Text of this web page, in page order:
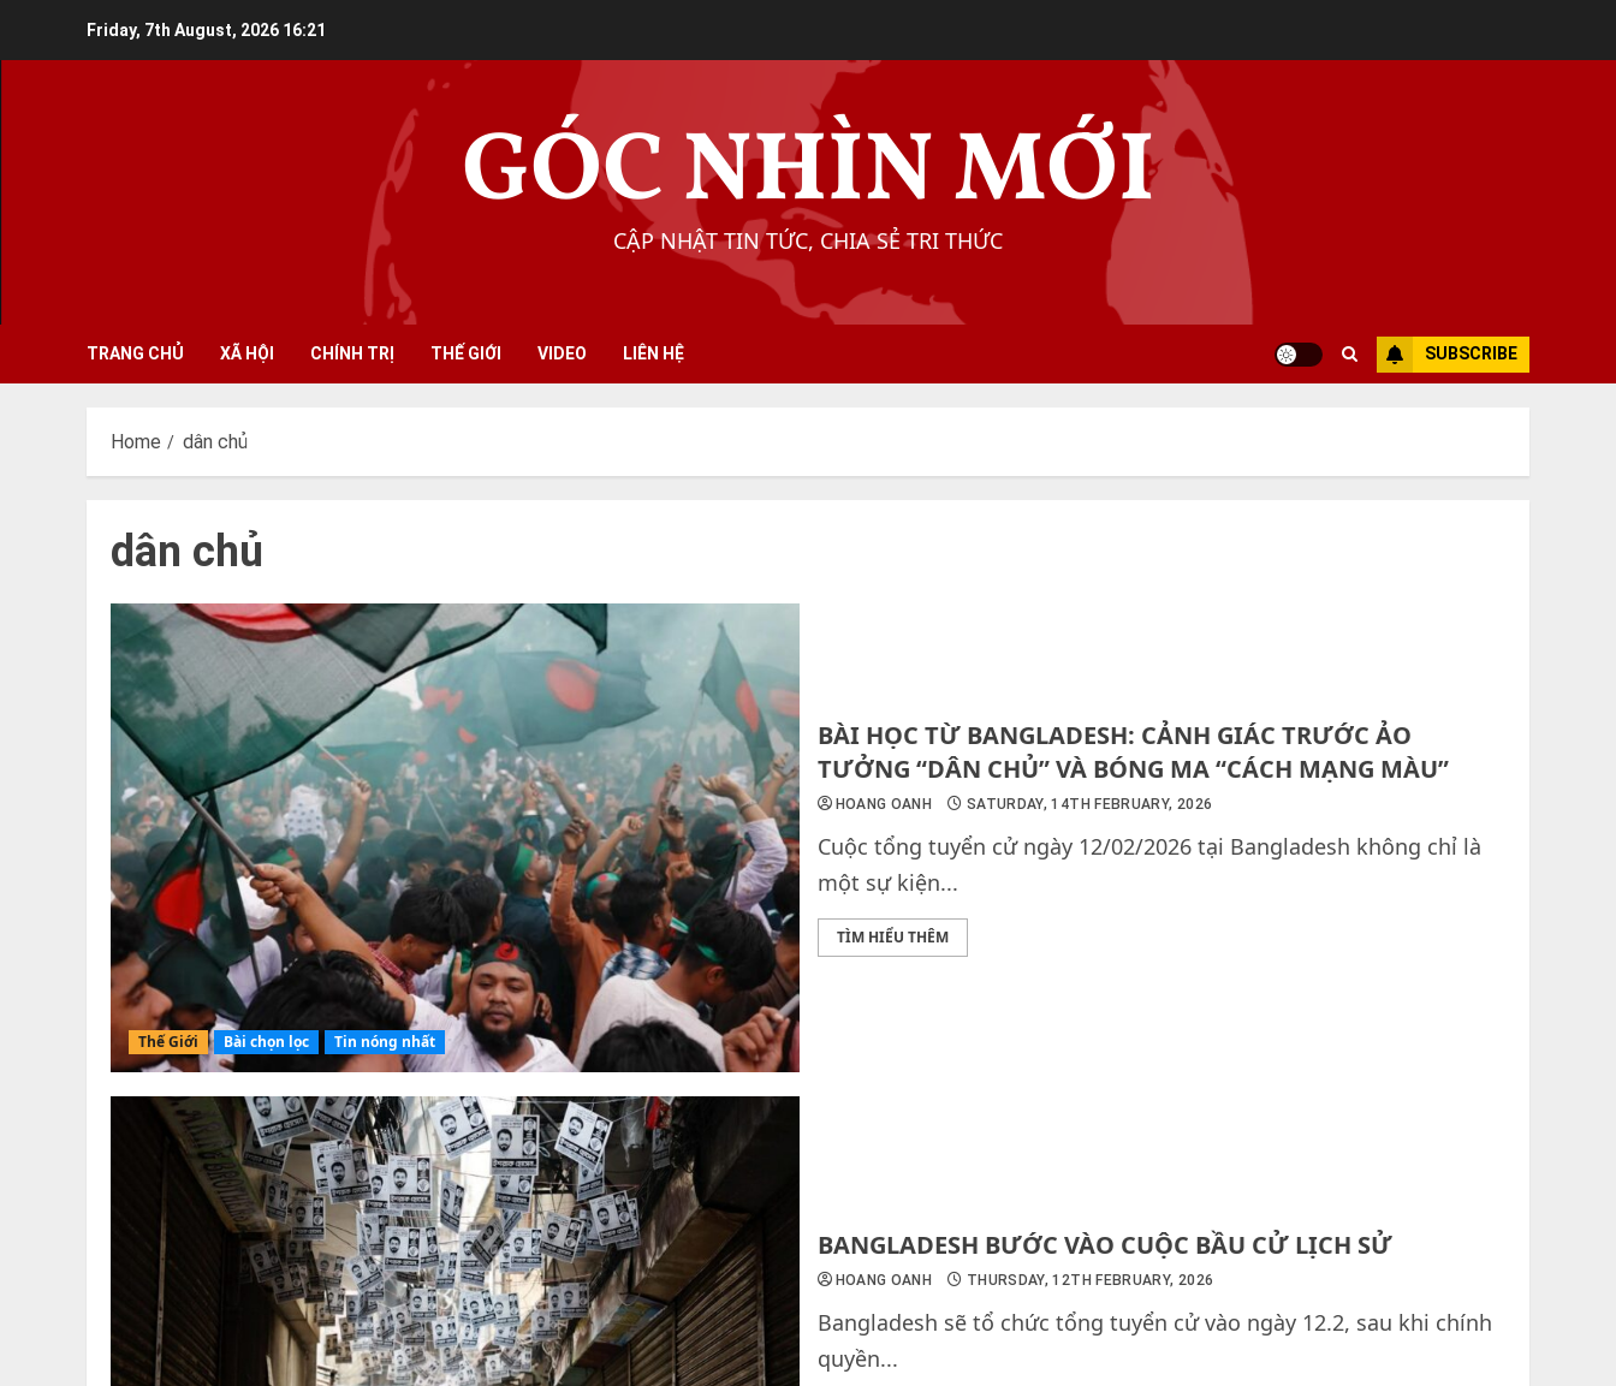
Friday, 7th August, 2026 16:21
GÓC NHÌN MỚI
CẬP NHẬT TIN TỨC, CHIA SẺ TRI THỨC
TRANG CHỦ XÃ HỘI CHÍNH TRỊ THẾ GIỚI VIDEO LIÊN HỆ SUBSCRIBE
Home dân chủ
dân chủ
Thế Giới Bài chọn lọc Tin nóng nhất
BÀI HỌC TỪ BANGLADESH: CẢNH GIÁC TRƯỚC ẢO
TƯỞNG “DÂN CHỦ” VÀ BÓNG MA “CÁCH MẠNG MÀU”
HOANG OANH SATURDAY, 14TH FEBRUARY, 2026
Cuộc tổng tuyển cử ngày 12/02/2026 tại Bangladesh không chỉ là
một sự kiện...
TÌM HIỂU THÊM
BANGLADESH BƯỚC VÀO CUỘC BẦU CỬ LỊCH SỬ
HOANG OANH THURSDAY, 12TH FEBRUARY, 2026
Bangladesh sẽ tổ chức tổng tuyển cử vào ngày 12.2, sau khi chính
quyền...